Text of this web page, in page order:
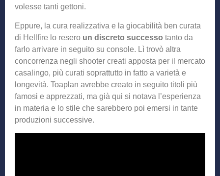
volesse tanti gettoni.
Eppure, la cura realizzativa e la giocabilità ben curata
di Hellfire lo resero un discreto successo tanto da
farlo arrivare in seguito su console. Lì trovò altra
concorrenza negli shooter creati apposta per il mercato
casalingo, più curati soprattutto in fatto a varietà e
longevità. Toaplan avrebbe creato in seguito titoli più
famosi e apprezzati, ma già qui si notava l’esperienza
in materia e lo stile che sarebbero poi emersi in tante
produzioni successive.